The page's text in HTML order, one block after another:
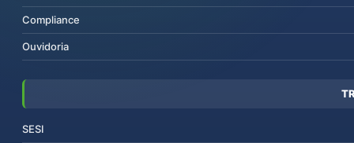
Compliance
Ouvidoria
SESI